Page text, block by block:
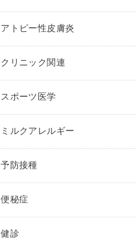
アトピー性皮膚炎
クリニック関連
スポーツ医学
ミルクアレルギー
予防接種
便秘症
健診